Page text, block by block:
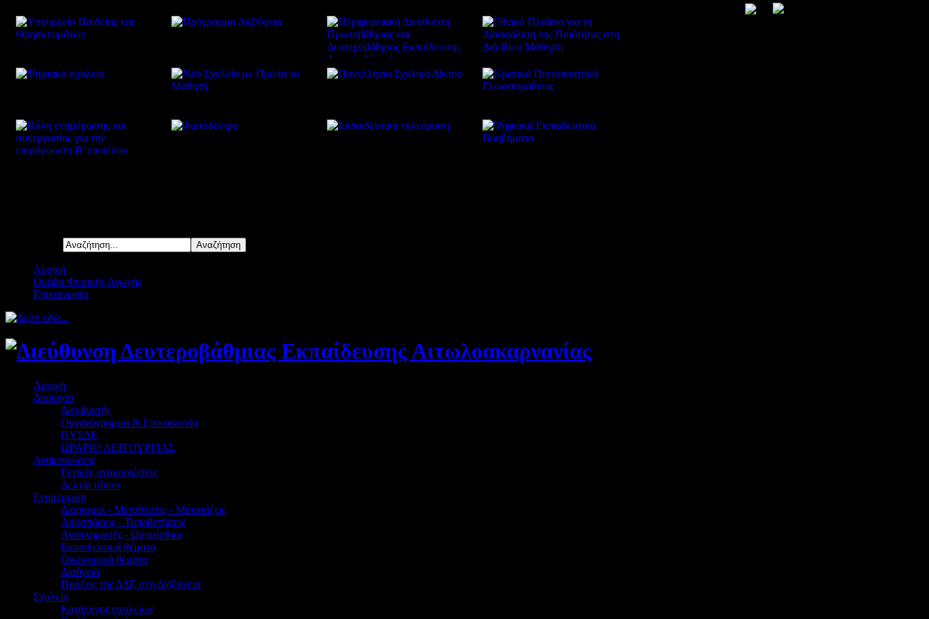
Αρχική
Ομάδα Φυσικής Αγωγής
Επικοινωνία
Αρχική
Διοίκηση
Διευθυντής
Οργανόγραμμα & Επικοινωνία
ΠΥΣΔΕ
ΩΡΑΡΙΟ ΛΕΙΤΟΥΡΓΙΑΣ
Ανακοινώσεις
Γενικές ανακοινώσεις
Δελτία τύπου
Ενημέρωση
Διορισμοί - Μεταθέσεις - Μετατάξεις
Αποσπάσεις - Τοποθετήσεις
Αναπληρωτές - Ωρομίσθιοι
Εκπαιδευτικά θέματα
Οικονομικά θέματα
Διαύγεια
Πράξεις της ΔΔΕ στη Δι@ύγεια
Σχολεία
Κατάλογος σχολείων